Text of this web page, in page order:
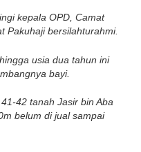
kepala OPD, Camat
Pakuhaji bersilahturahmi.
usia dua tahun ini
bayi.
42 tanah Jasir bin Aba
belum di jual sampai